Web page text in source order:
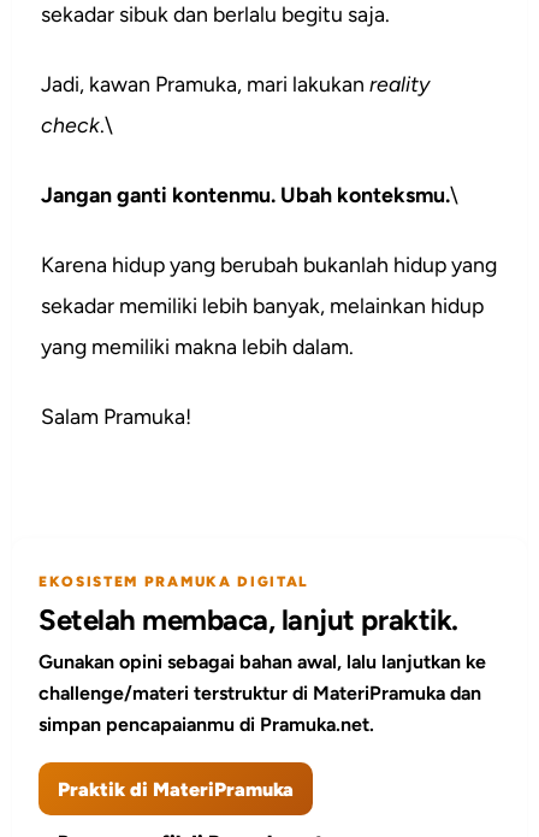
sekadar sibuk dan berlalu begitu saja.
Jadi, kawan Pramuka, mari lakukan reality
check.\
Jangan ganti kontenmu. Ubah konteksmu.\
Karena hidup yang berubah bukanlah hidup yang
sekadar memiliki lebih banyak, melainkan hidup
yang memiliki makna lebih dalam.
Salam Pramuka!
EKOSISTEM PRAMUKA DIGITAL
Setelah membaca, lanjut praktik.
Gunakan opini sebagai bahan awal, lalu lanjutkan ke
challenge/materi terstruktur di MateriPramuka dan
simpan pencapaianmu di Pramuka.net.
Praktik di MateriPramuka